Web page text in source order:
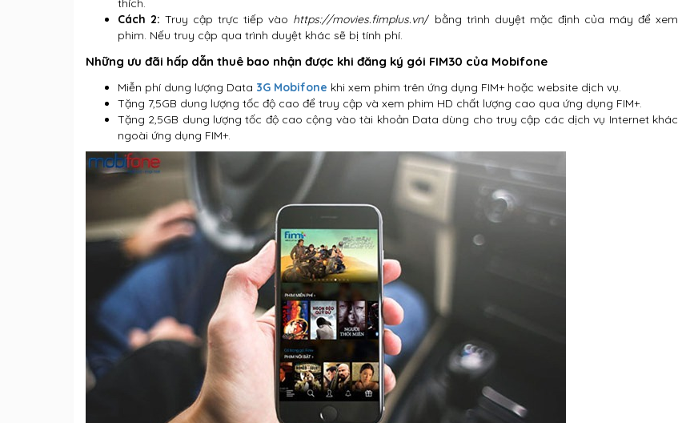
thích.
Cách 2: Truy cập trực tiếp vào https://movies.fimplus.vn/ bằng trình duyệt mặc định của máy để xem
phim. Nếu truy cập qua trình duyệt khác sẽ bị tính phí.
Những ưu đãi hấp dẫn thuê bao nhận được khi đăng ký gói FIM30 của Mobifone
Miễn phí dung lượng Data 3G Mobifone khi xem phim trên ứng dụng FIM+ hoặc website dịch vụ.
Tặng 7,5GB dung lượng tốc độ cao để truy cập và xem phim HD chất lượng cao qua ứng dụng FIM+.
Tặng 2,5GB dung lượng tốc độ cao cộng vào tài khoản Data dùng cho truy cập các dịch vụ Internet khác
ngoài ứng dụng FIM+.